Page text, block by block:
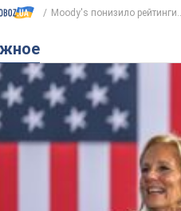
Moody's понизило рейтинги...